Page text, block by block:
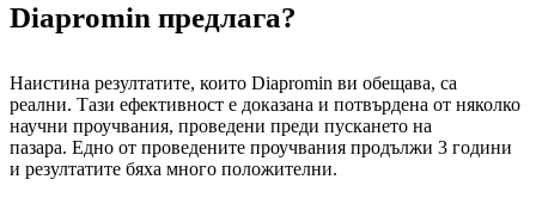
Diapromin предлага?
Наистина резултатите, които Diapromin ви обещава, са
реални. Тази ефективност е доказана и потвърдена от няколко
научни проучвания, проведени преди пускането на
пазара. Едно от проведените проучвания продължи 3 години
и резултатите бяха много положителни.